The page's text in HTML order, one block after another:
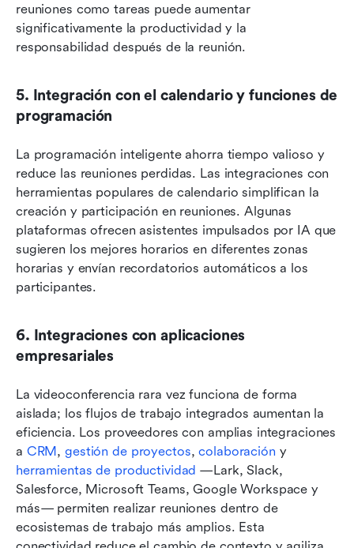
reuniones como tareas puede aumentar
significativamente la productividad y la
responsabilidad después de la reunión.
5. Integración con el calendario y funciones de
programación
La programación inteligente ahorra tiempo valioso y
reduce las reuniones perdidas. Las integraciones con
herramientas populares de calendario simplifican la
creación y participación en reuniones. Algunas
plataformas ofrecen asistentes impulsados por IA que
sugieren los mejores horarios en diferentes zonas
horarias y envían recordatorios automáticos a los
participantes.
6. Integraciones con aplicaciones
empresariales
La videoconferencia rara vez funciona de forma
aislada; los flujos de trabajo integrados aumentan la
eficiencia. Los proveedores con amplias integraciones
a CRM, gestión de proyectos, colaboración
herramientas de productividad —Lark, Slack,
Salesforce, Microsoft Teams, Google Workspace y
más— permiten realizar reuniones dentro de
ecosistemas de trabajo más amplios. Esta